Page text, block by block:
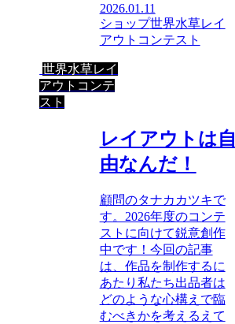
2026.01.11
ショップ世界水草レイ
アウトコンテスト
世界水草レイ
アウトコンテ
スト
レイアウトは自
由なんだ！
顧問のタナカカツキで
す。2026年度のコンテ
ストに向けて鋭意創作
中です！今回の記事
は、作品を制作するに
あたり私たち出品者は
どのような心構えで臨
むべきかを考えるえて